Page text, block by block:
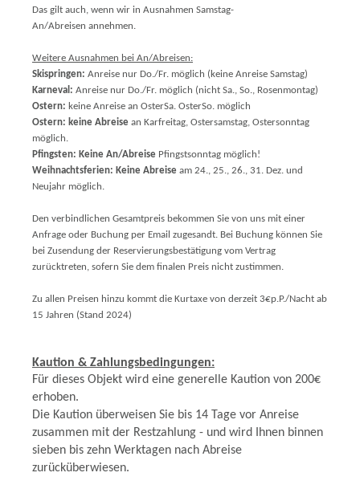
Das gilt auch, wenn wir in Ausnahmen Samstag-
An/Abreisen annehmen.
Weitere Ausnahmen bei An/Abreisen:
Skispringen: Anreise nur Do./Fr. möglich (keine Anreise Samstag)
Karneval: Anreise nur Do./Fr. möglich (nicht Sa., So., Rosenmontag)
Ostern: keine Anreise an OsterSa. OsterSo. möglich
Ostern: keine Abreise an Karfreitag, Ostersamstag, Ostersonntag
möglich.
Pfingsten: Keine An/Abreise Pfingstsonntag möglich!
Weihnachtsferien: Keine Abreise am 24., 25., 26., 31. Dez. und
Neujahr möglich.
Den verbindlichen Gesamtpreis bekommen Sie von uns mit einer
Anfrage oder Buchung per Email zugesandt. Bei Buchung können Sie
bei Zusendung der Reservierungsbestätigung vom Vertrag
zurücktreten, sofern Sie dem finalen Preis nicht zustimmen.
Zu allen Preisen hinzu kommt die Kurtaxe von derzeit 3€p.P./Nacht ab
15 Jahren (Stand 2024)
Kaution & Zahlungsbedingungen:
Für dieses Objekt wird eine generelle Kaution von 200€
erhoben.
Die Kaution überweisen Sie bis 14 Tage vor Anreise
zusammen mit der Restzahlung - und wird Ihnen binnen
sieben bis zehn Werktagen nach Abreise
zurücküberwiesen.